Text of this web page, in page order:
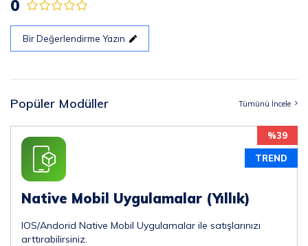
0
Bir Değerlendirme Yazın
Popüler Modüller Tümünü İncele
Native Mobil Uygulamalar (Yıllık)
IOS/Andorid Native Mobil Uygulamalar ile satışlarınızı
arttırabilirsiniz.
%39
TREND